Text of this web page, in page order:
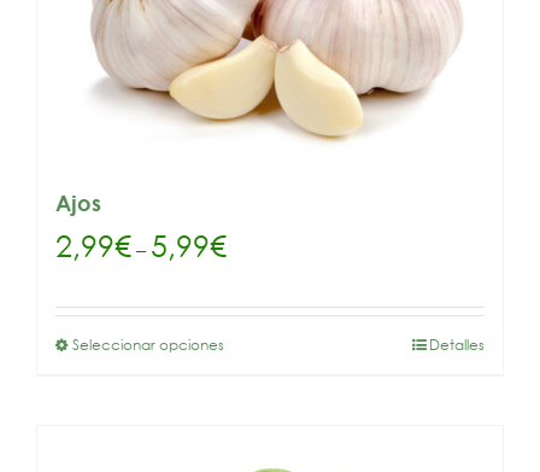
Ajos
2,99€– 5,99€
Seleccionar opciones Detalles